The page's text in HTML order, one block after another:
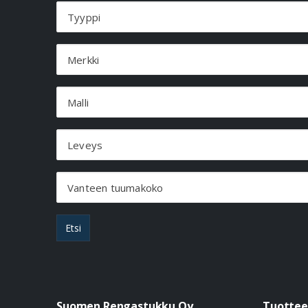
Tyyppi
Merkki
Malli
Leveys
Vanteen tuumakoko
Etsi